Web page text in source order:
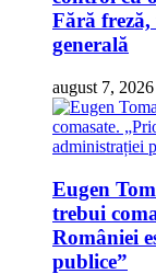
Fără freză,
generală
august 7, 2026
Eugen
trebui
României
publice”